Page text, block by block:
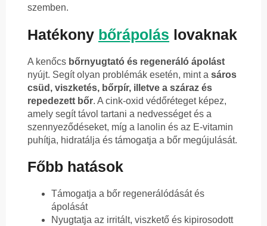
szemben.
Hatékony bőrápolás lovaknak
A kenőcs bőrnyugtató és regeneráló ápolást
nyújt. Segít olyan problémák esetén, mint a sáros
csüd, viszketés, bőrpír, illetve a száraz és
repedezett bőr. A cink-oxid védőréteget képez,
amely segít távol tartani a nedvességet és a
szennyeződéseket, míg a lanolin és az E-vitamin
puhítja, hidratálja és támogatja a bőr megújulását.
Főbb hatások
Támogatja a bőr regenerálódását és
ápolását
Nyugtatja az irritált, viszkető és kipirosodott